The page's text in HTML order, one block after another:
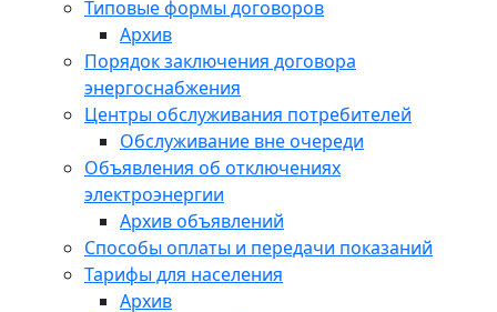
Типовые формы договоров
Архив
Порядок заключения договора
энергоснабжения
Центры обслуживания потребителей
Обслуживание вне очереди
Объявления об отключениях
электроэнергии
Архив объявлений
Способы оплаты и передачи показаний
Тарифы для населения
Архив